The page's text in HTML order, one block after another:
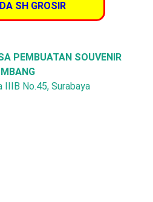
SH GROSIR
PEMBUATAN SOUVENIR
IIIB No.45, Surabaya